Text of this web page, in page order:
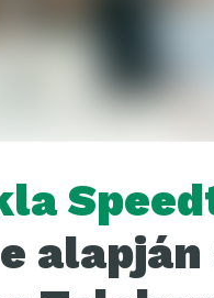
alapján